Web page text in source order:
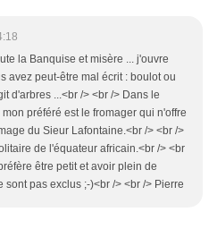
la Banquise et misère ... j'ouvre
avez peut-être mal écrit : boulot ou
d'arbres ...<br /> <br /> Dans le
préféré est le fromager qui n'offre
du Sieur Lafontaine.<br /> <br />
de l'équateur africain.<br /> <br
être petit et avoir plein de
pas exclus ;-)<br /> <br /> Pierre